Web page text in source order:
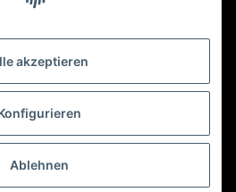
akzeptieren
Ablehnen
Kontakdaten im Impressum.